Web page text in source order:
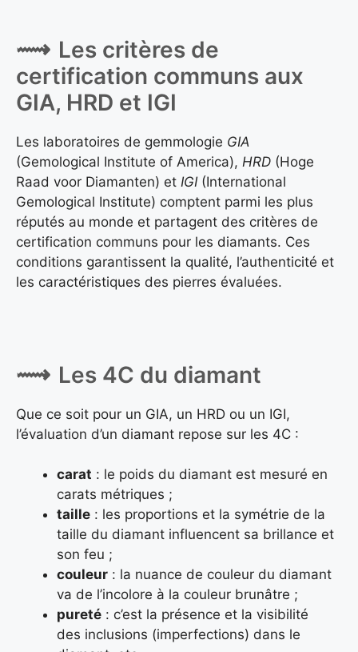
Les critères de
certification communs aux
GIA, HRD et IGI
Les laboratoires de gemmologie GIA
(Gemological Institute of America), HRD (Hoge
Raad voor Diamanten) et IGI(International
Gemological Institute) comptent parmi les plus
réputés au monde et partagent des critères de
certification communs pour les diamants. Ces
conditions garantissent la qualité, l’authenticité et
les caractéristiques des pierres évaluées.
Les 4C du diamant
Que ce soit pour un GIA, un HRD ou un IGI,
l’évaluation d’un diamant repose sur les 4C :
carat : le poids du diamant est mesuré en
carats métriques ;
taille : les proportions et la symétrie de la
taille du diamant influencent sa brillance et
son feu ;
couleur : la nuance de couleur du diamant
va de l’incolore à la couleur brunâtre ;
pureté : c’est la présence et la visibilité
des inclusions (imperfections) dans le